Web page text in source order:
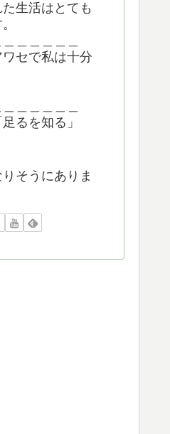
生活はとても
セで私は十分
るを知る」
そうにありま